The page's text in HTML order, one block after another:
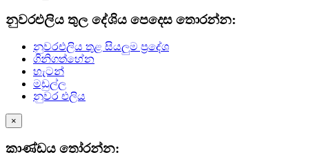
නුවරඑලිය තුල දේශිය පෙදෙස තොරන්න:
නුවරඑලිය තුළ සියලුම ප්‍රදේශ
ගිනිගත්හේන
හැටන්
මඩුල්ල
නුවර එලිය
×
කාණ්ඩය තෝරන්න: